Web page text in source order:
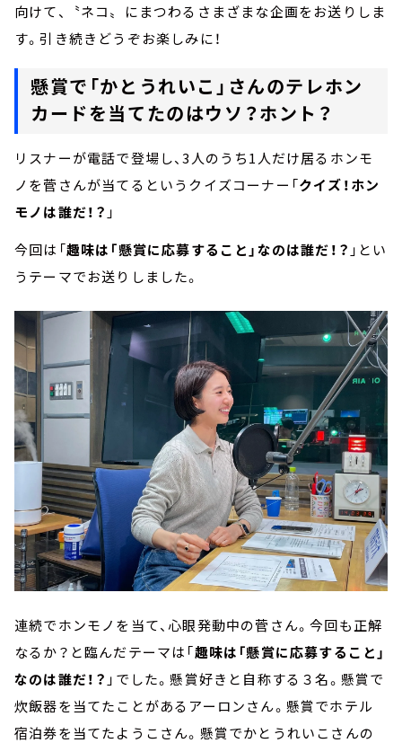
向けて、〝ネコ〟にまつわるさまざまな企画をお送りしま
す。引き続きどうぞお楽しみに！
懸賞で「かとうれいこ」さんのテレホン
カードを当てたのはウソ？ホント？
リスナーが電話で登場し、3人のうち1人だけ居るホンモ
ノを菅さんが当てるというクイズコーナー「クイズ！ホン
モノは誰だ！？ 」
今回は「趣味は「懸賞に応募すること」なのは誰だ！？ 」とい
うテーマでお送りしました。
連続でホンモノを当て、心眼発動中の菅さん。今回も正解
なるか？と臨んだテーマは「趣味は「懸賞に応募すること」
なのは誰だ！？ 」でした。懸賞好きと自称する３名。懸賞で
炊飯器を当てたことがあるアーロンさん。懸賞でホテル
宿泊券を当てたようこさん。懸賞でかとうれいこさんの